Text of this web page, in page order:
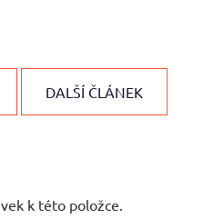
DALŠÍ ČLÁNEK
k této položce.